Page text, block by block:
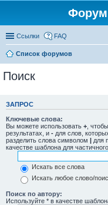
Форум
Ссылки FAQ
Список форумов
Поиск
ЗАПРОС
Ключевые слова:
Вы можете использовать + ,
результатах, и - для слов,
разделить слова символом | для
качестве шаблона для
Искать все слова
Искать любое слово/
Поиск по автору:
Используйте * в качестве